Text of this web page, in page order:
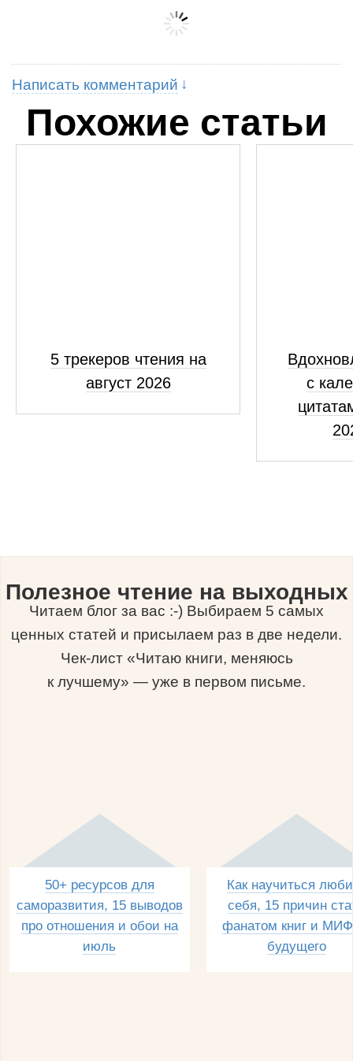
Написать комментарий
Похожие статьи
5 трекеров чтения на
август 2026
с
Полезное чтение на выходных
Читаем блог за вас :-) Выбираем 5 самых
ценных статей и присылаем раз в две недели.
Чек-лист «Читаю книги, меняюсь
к лучшему» — уже в первом письме.
50+ ресурсов для
саморазвития, 15 выводов
про отношения и обои на
июль
Как научиться
себя, 15 причин
фанатом книг и
будущего